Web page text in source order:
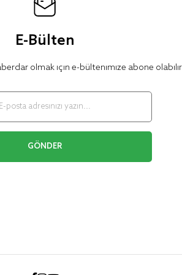
E-Bülten
olmak için e-bültenimize abone
GÖNDER